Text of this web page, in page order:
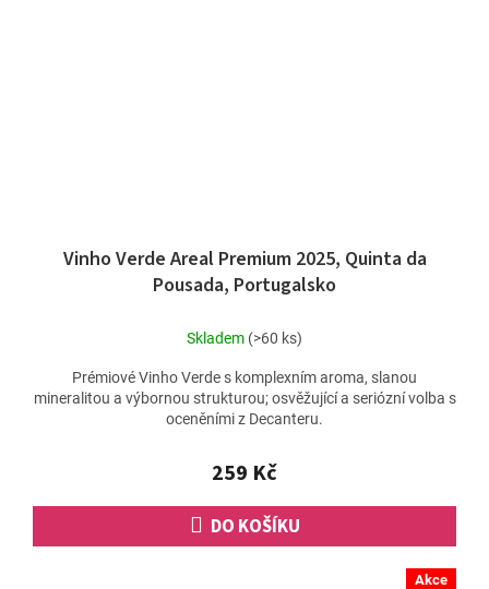
Vinho Verde Areal Premium 2025, Quinta da
Pousada, Portugalsko
Skladem (>60 ks)
259 Kč
DO KOŠÍKU
Prémiové Vinho Verde s komplexním aroma, slanou
mineralitou a výbornou strukturou; osvěžující a seriózní volba s
oceněními z Decanteru.
Akce